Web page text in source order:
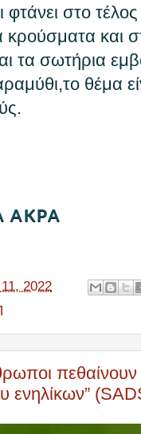
φτάνει στο
κρούσματα και
τα σωτήρια
θέμα
ΑΚΡΑ
2022
ενηλίκων”